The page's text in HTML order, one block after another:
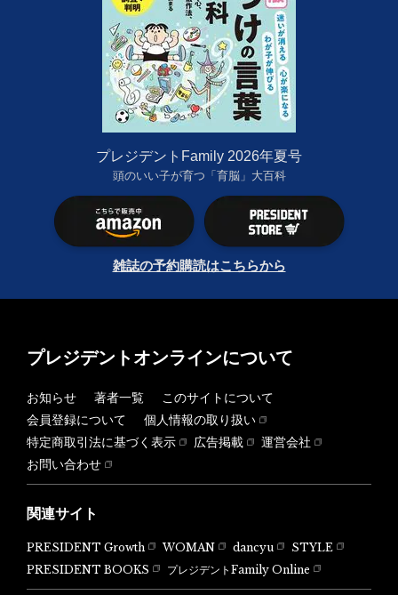
プレジデントFamily 2026年夏号
頭のいい子が育つ「育脳」大百科
雑誌の予約購読はこちらから
プレジデントオンラインについて
お知らせ 著者一覧
このサイトについて
会員登録について
個人情報の取り扱い
特定商取引法に基づく表示
広告掲載
運営会社
お問い合わせ
関連サイト
PRESIDENT Growth WOMAN dancyu
STYLE
PRESIDENT BOOKS
プレジデントFamily Online